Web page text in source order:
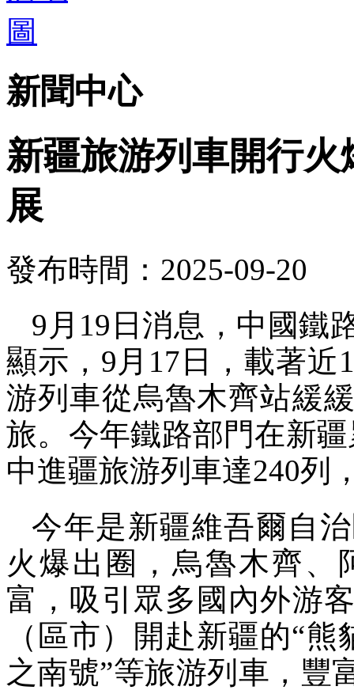
新聞中心
新疆旅游列車開行
展
發布時間：2025-09-20
9月19日消息，中國鐵
顯示，9月17日，載著近
游列車從烏魯木齊站緩
旅。今年鐵路部門在新
中進疆旅游列車達240列
今年是新疆維吾爾自
火爆出圈，烏魯木齊、
富，吸引眾多國內外游
（區市）開赴新疆的“
之南號”等旅游列車，豐